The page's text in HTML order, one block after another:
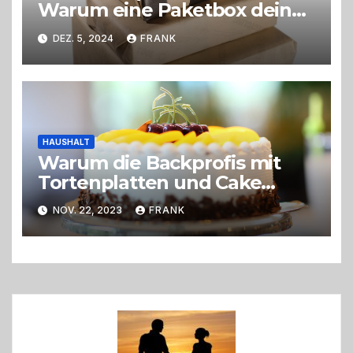
Warum eine Paketbox dein
Leben erleichtert
DEZ. 5, 2024 FRANK
HAUSHALT
Warum die Backprofis mit
Tortenplatten und Cake
Boards arbeiten
NOV. 22, 2023 FRANK